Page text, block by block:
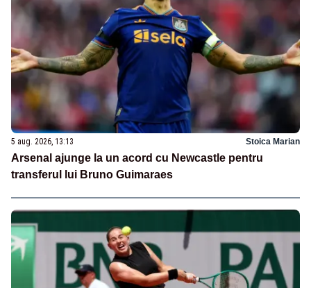
5 aug. 2026, 13:13 Stoica Marian
Arsenal ajunge la un acord cu Newcastle pentru
transferul lui Bruno Guimaraes